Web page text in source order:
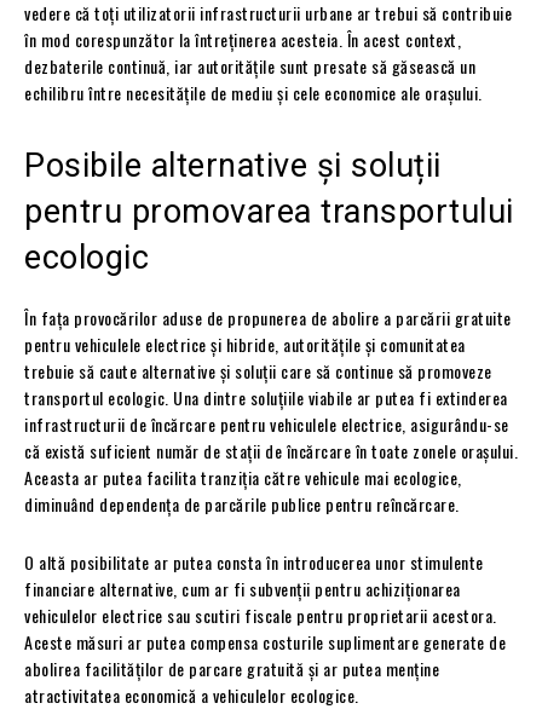
vedere că toți utilizatorii infrastructurii urbane ar trebui să contribuie
în mod corespunzător la întreținerea acesteia. În acest context,
dezbaterile continuă, iar autoritățile sunt presate să găsească un
echilibru între necesitățile de mediu și cele economice ale orașului.
Posibile alternative și soluții
pentru promovarea transportului
ecologic
În fața provocărilor aduse de propunerea de abolire a parcării gratuite
pentru vehiculele electrice și hibride, autoritățile și comunitatea
trebuie să caute alternative și soluții care să continue să promoveze
transportul ecologic. Una dintre soluțiile viabile ar putea fi extinderea
infrastructurii de încărcare pentru vehiculele electrice, asigurându-se
că există suficient număr de stații de încărcare în toate zonele orașului.
Aceasta ar putea facilita tranziția către vehicule mai ecologice,
diminuând dependența de parcările publice pentru reîncărcare.
O altă posibilitate ar putea consta în introducerea unor stimulente
financiare alternative, cum ar fi subvenții pentru achiziționarea
vehiculelor electrice sau scutiri fiscale pentru proprietarii acestora.
Aceste măsuri ar putea compensa costurile suplimentare generate de
abolirea facilităților de parcare gratuită și ar putea menține
atractivitatea economică a vehiculelor ecologice.